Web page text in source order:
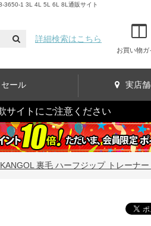
3650-1 3L 4L 5L 6L 8L通販サイト
詳細検索はこちら
お買い物ガ
セール 実店
サイトにご注意ください
裏毛 ハーフジップ トレーナ